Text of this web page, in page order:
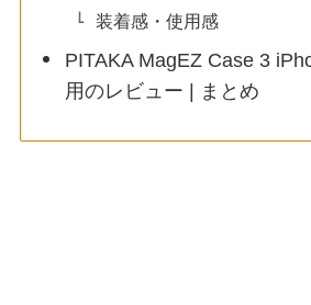
装着感・使用感
PITAKA MagEZ Case 3
用のレビュー | まとめ